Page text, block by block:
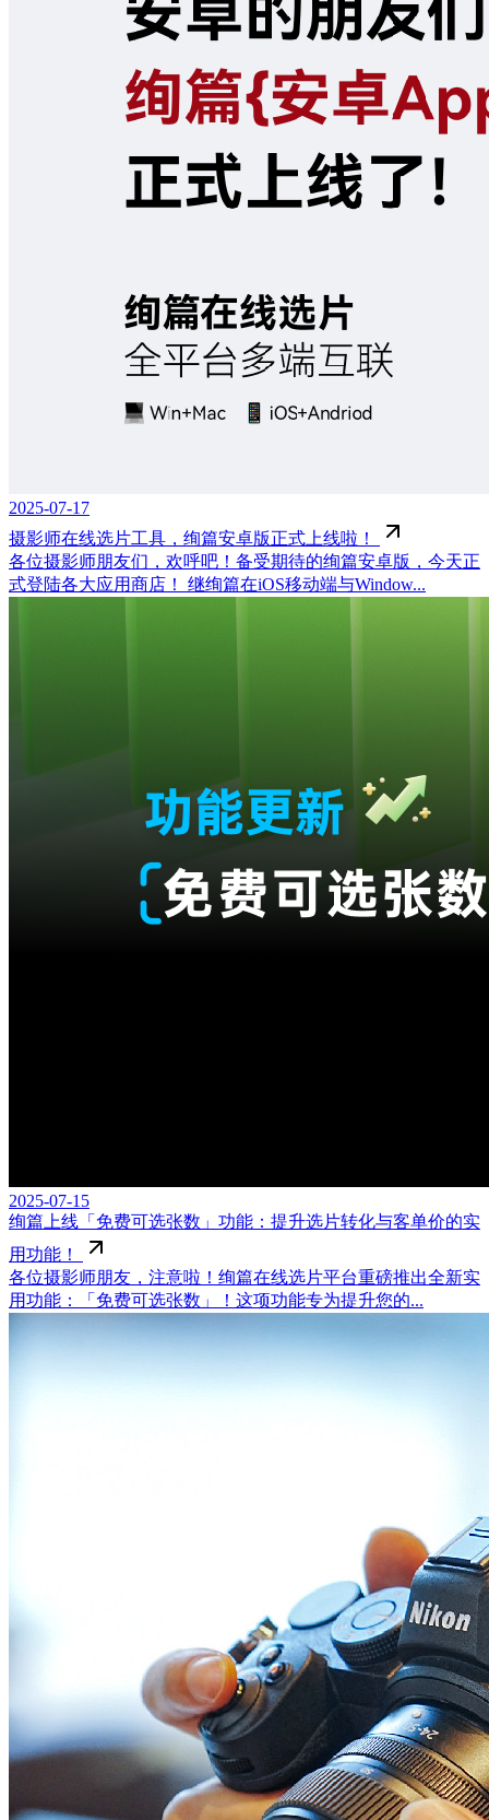
2025-07-17
摄影师在线选片工具，绚篇安卓版正式上线啦！
各位摄影师朋友们，欢呼吧！备受期待的绚篇安卓版，今天正
式登陆各大应用商店！ 继绚篇在iOS移动端与Window...
2025-07-15
绚篇上线「免费可选张数」功能：提升选片转化与客单价的实
用功能！
各位摄影师朋友，注意啦！绚篇在线选片平台重磅推出全新实
用功能：「免费可选张数」！这项功能专为提升您的...